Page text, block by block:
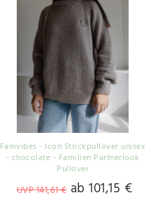
Famvibes - Icon Strickpullover unisex
- chocolate - Familien Partnerlook
Pullover
UVP 141,61 € ab 101,15 €